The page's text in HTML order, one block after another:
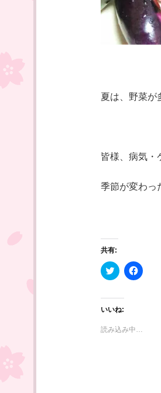
夏は、野菜が
皆様、病気・
季節が変わっ
共有:
ク
リ
し
て
T
i
F
a
で
いいね:
読み込み中…